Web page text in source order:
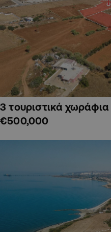
3 τουριστικά
€500,000